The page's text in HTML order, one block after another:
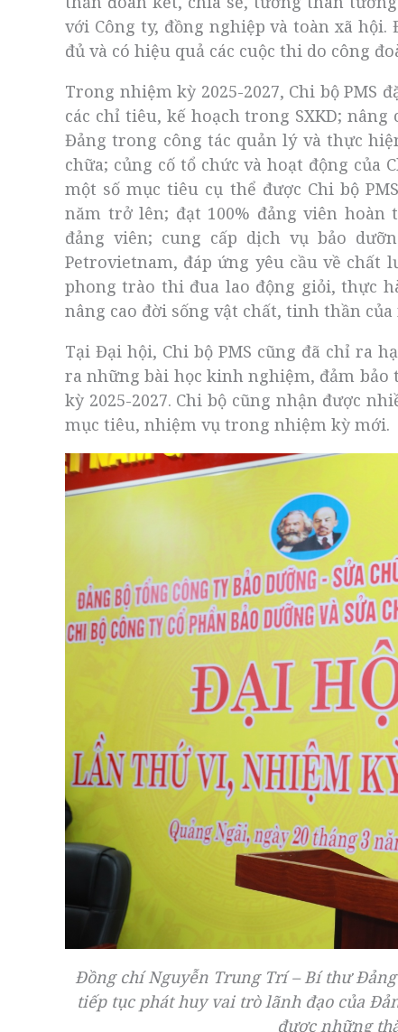
với Công ty, đồng nghiệp và toàn xã
đủ và có hiệu quả các cuộc thi do công
Trong nhiệm kỳ 2025-2027, Chi bộ
các chỉ tiêu, kế hoạch trong SXKD;
Đảng trong công tác quản lý và thực
chữa; củng cố tổ chức và hoạt động của
một số mục tiêu cụ thể được Chi bộ
năm trở lên; đạt 100% đảng viên
đảng viên; cung cấp dịch vụ bảo
Petrovietnam, đáp ứng yêu cầu về chất
phong trào thi đua lao động giỏi, thực
nâng cao đời sống vật chất, tinh thần
Tại Đại hội, Chi bộ PMS cũng đã chỉ ra
ra những bài học kinh nghiệm, đảm
kỳ 2025-2027. Chi bộ cũng nhận được
mục tiêu, nhiệm vụ trong nhiệm kỳ mới.
Đồng chí Nguyễn Trung Trí – Bí thư Đảng
tiếp tục phát huy vai trò lãnh đạo của
được những